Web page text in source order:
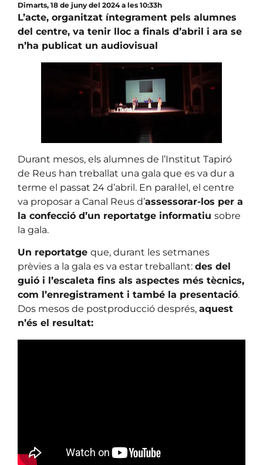
Dimarts, 18 de juny del 2024 a les 10:33h
L’acte, organitzat íntegrament pels alumnes
del centre, va tenir lloc a finals d’abril i ara se
n’ha publicat un audiovisual
Durant mesos, els alumnes de l’Institut Tapiró
de Reus han treballat una gala que es va dur a
terme el passat 24 d’abril. En paral·lel, el centre
va proposar a Canal Reus d’assessorar-los per a
la confecció d’un reportatge informatiu sobre
la gala.
Un reportatge que, durant les setmanes
prèvies a la gala es va estar treballant: des del
guió i l’escaleta fins als aspectes més tècnics,
com l’enregistrament i també la presentació.
Dos mesos de postproducció després, aquest
n’és el resultat: